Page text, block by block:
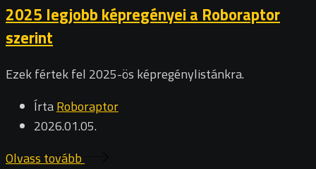
2025 legjobb képregényei a Roboraptor
szerint
Ezek fértek fel 2025-ös képregénylistánkra.
ÍrtaRoboraptor
2026.01.05.
Olvass tovább